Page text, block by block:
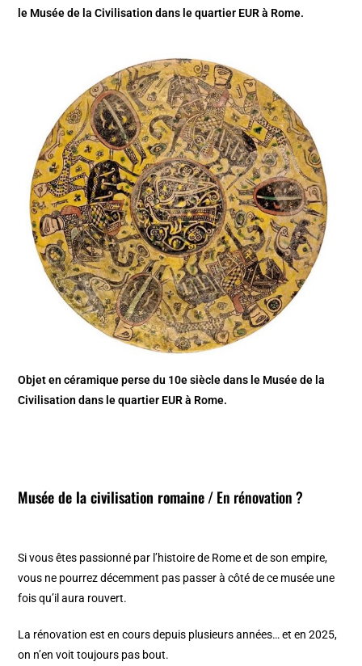
le Musée de la Civilisation dans le quartier EUR à Rome.
Objet en céramique perse du 10e siècle dans le Musée de la
Civilisation dans le quartier EUR à Rome.
Musée de la civilisation romaine/ En rénovation ?
Si vous êtes passionné par l’histoire de Rome et de son empire,
vous ne pourrez décemment pas passer à côté de ce musée une
fois qu’il aura rouvert.
La rénovation est en cours depuis plusieurs années… et en 2025,
on n’en voit toujours pas bout.